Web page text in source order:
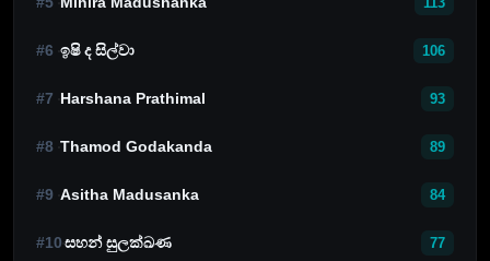
#6 ඉෂි ද සිල්වා 106
#7 Harshana Prathimal 93
#8 Thamod Godakanda 89
#9 Asitha Madusanka 84
#10සහන් සුලක්ඛණ 77